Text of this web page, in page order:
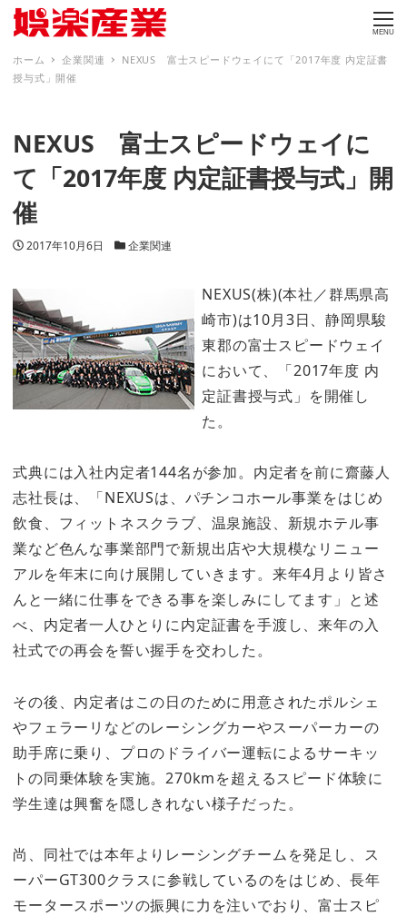
MENU
ホーム 企業関連
NEXUS 富士スピードウェイにて「2017年度 内定証書
授与式」開催
NEXUS 富士スピードウェイに
て「2017年度 内定証書授与式」開
催
投稿日
2017年10月6日 カテゴリー
企業関連
NEXUS(株)(本社／群馬県高
崎市)は10月3日、静岡県駿
東郡の富士スピードウェイ
において、「2017年度 内
定証書授与式」を開催し
た。
式典には入社内定者144名が参加。内定者を前に齋藤人
志社長は、「NEXUSは、パチンコホール事業をはじめ
飲食、フィットネスクラブ、温泉施設、新規ホテル事
業など色んな事業部門で新規出店や大規模なリニュー
アルを年末に向け展開していきます。来年4月より皆さ
んと一緒に仕事をできる事を楽しみにしてます」と述
べ、内定者一人ひとりに内定証書を手渡し、来年の入
社式での再会を誓い握手を交わした。
その後、内定者はこの日のために用意されたポルシェ
やフェラーリなどのレーシングカーやスーパーカーの
助手席に乗り、プロのドライバー運転によるサーキッ
トの同乗体験を実施。270kmを超えるスピード体験に
学生達は興奮を隠しきれない様子だった。
尚、同社では本年よりレーシングチームを発足し、ス
ーパーGT300クラスに参戦しているのをはじめ、長年
モータースポーツの振興に力を注いでおり、富士スピ